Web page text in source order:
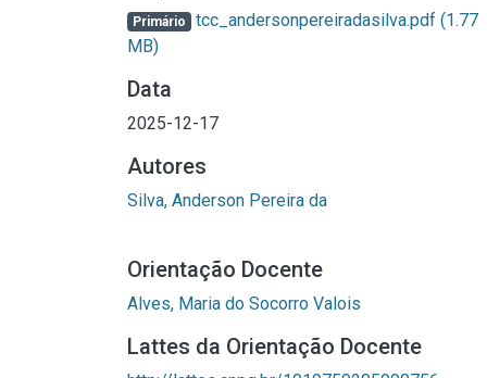
Primário tcc_andersonpereiradasilva.pdf (1.77
MB)
Data
2025-12-17
Autores
Silva, Anderson Pereira da
Orientação Docente
Alves, Maria do Socorro Valois
Lattes da Orientação Docente